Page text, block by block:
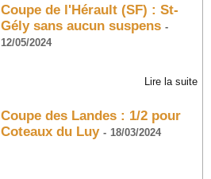
Coupe de l'Hérault (SF) : St-
Gély sans aucun suspens -
12/05/2024
Lire la suite
Coupe des Landes : 1/2 pour
Coteaux du Luy - 18/03/2024